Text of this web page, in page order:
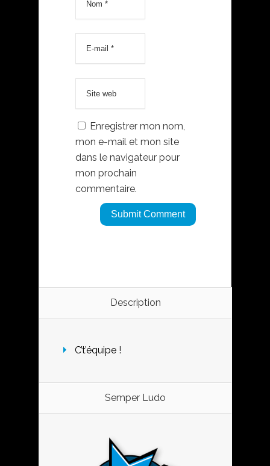
Enregistrer mon nom,
mon e-mail et mon site
dans le navigateur pour
mon prochain
commentaire.
Description
C’t’équipe !
Semper Ludo